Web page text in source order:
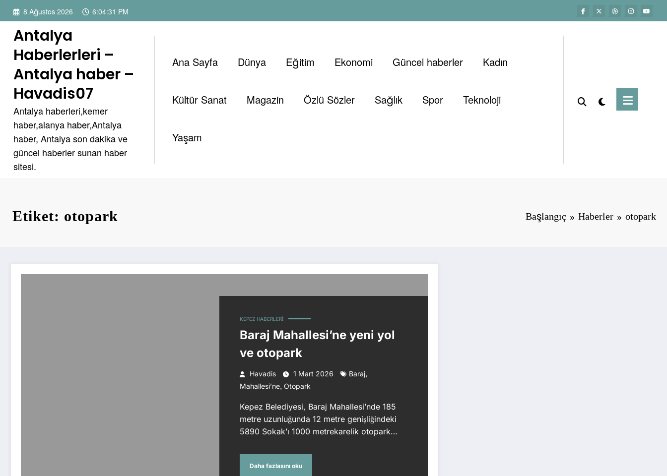
İçeriğe 8 Ağustos 2026 6:04:31 PM
Antalya
Haberlerleri –
Antalya haber –
Havadis07
Antalya haberleri,kemer
haber,alanya haber,Antalya
haber, Antalya son dakika ve
güncel haberler sunan haber
sitesi.
Ana Sayfa Dünya Eğitim Ekonomi Güncel haberler Kadın
Kültür Sanat Magazin Özlü Sözler Sağlık Spor Teknoloji
Yaşam
Etiket: otopark Başlangıç Haberler otopark
KEPEZ HABERLERI
Baraj Mahallesi’ne yeni yol
ve otopark
Havadis 1 Mart 2026 Baraj,
Mahallesi’ne, Otopark
Kepez Belediyesi, Baraj Mahallesi’nde 185
metre uzunluğunda 12 metre genişliğindeki
5890 Sokak’ı 1000 metrekarelik otopark…
Daha fazlasını oku